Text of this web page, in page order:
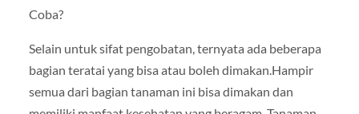
Selain untuk sifat pengobatan, ternyata ada beberapa
bagian teratai yang bisa atau boleh dimakan.Hampir
semua dari bagian tanaman ini bisa dimakan dan